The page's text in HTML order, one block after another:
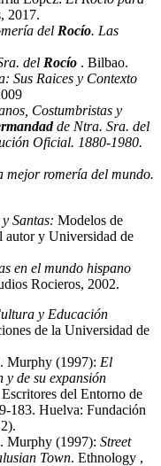
2017.
del Rocío. Las
del Rocío . Bilbao.
Sus Raices y Contexto
Costumbristas y
de Ntra. Sra. del
Oficial. 1880-1980.
mejor romería del mundo.
Santas: Modelos de
autor y Universidad de
en el mundo hispano
Rocieros, 2002.
y Educación
de la Universidad de
Murphy (1997): El
de su expansión
del Entorno de
183. Huelva: Fundación
Murphy (1997): Street
Town. Ethnology ,